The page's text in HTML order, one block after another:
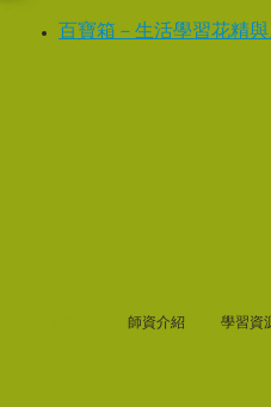
百寶箱－生活學習花精
師資介紹 學習資